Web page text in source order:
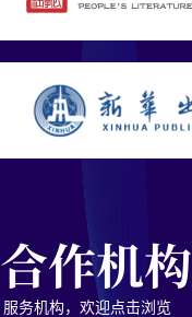
合作机构
服务机构，欢迎点击浏览